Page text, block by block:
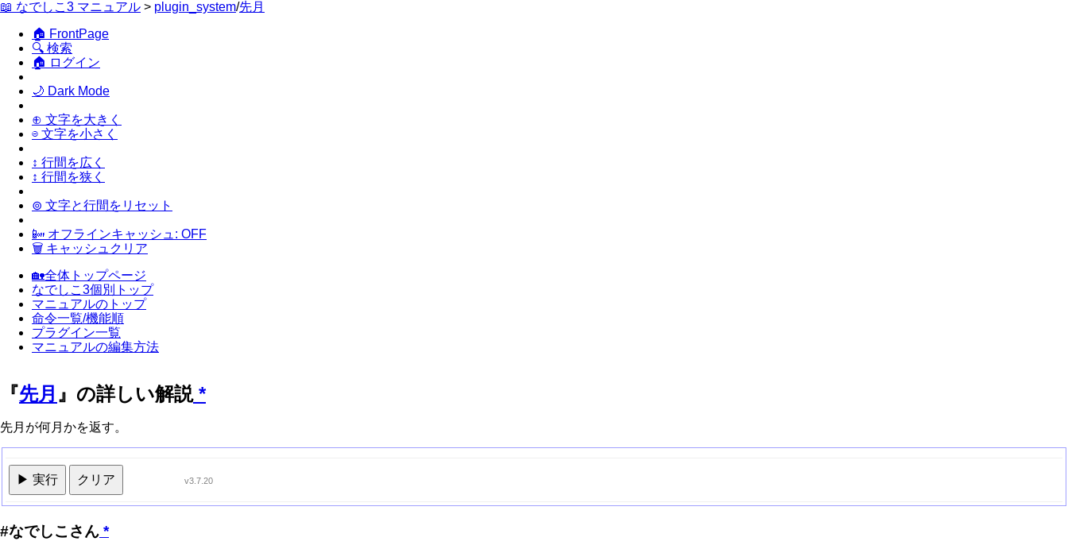
📖 なでしこ3 マニュアル > plugin_system/先月
🏠 FrontPage
🔍 検索
🏠 ログイン
🌙 Dark Mode
⊕ 文字を大きく
⊖ 文字を小さく
↕ 行間を広く
↕ 行間を狭く
⊚ 文字と行間をリセット
📴 オフラインキャッシュ: OFF
🗑 キャッシュクリア
🏡全体トップページ
なでしこ3個別トップ
マニュアルのトップ
命令一覧/機能順
プラグイン一覧
マニュアルの編集方法
『先月 』の詳しい解説*
先月が何月かを返す。
▶ 実行 クリア v3.7.20
#なでしこさん *